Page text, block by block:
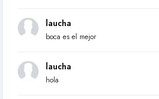
laucha
boca es el mejor
laucha
hola